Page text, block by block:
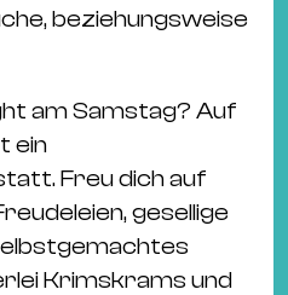
beziehungsweise
am Samstag? Auf
ein
Freu dich auf
gesellige
Krimskrams und